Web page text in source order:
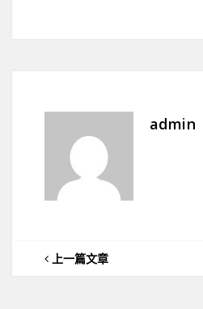
admin
上一篇文章